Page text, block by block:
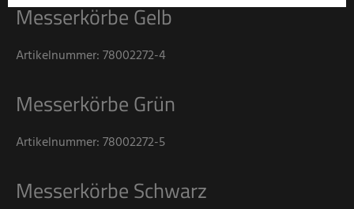
Messerkörbe Gelb
Artikelnummer: 78002272-4
Messerkörbe Grün
Artikelnummer: 78002272-5
Messerkörbe Schwarz